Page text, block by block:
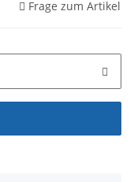
Frage zum Artikel